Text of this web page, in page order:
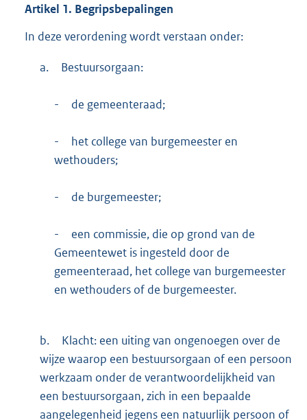
Artikel 1. Begripsbepalingen
In deze verordening wordt verstaan onder:
a. Bestuursorgaan:
- de gemeenteraad;
-
het college van burgemeester en
wethouders;
- de burgemeester;
-
een commissie, die op grond van de
Gemeentewet is ingesteld door de
gemeenteraad, het college van burgemeester
en wethouders of de burgemeester.
b.
Klacht: een uiting van ongenoegen over de
wijze waarop een bestuursorgaan of een persoon
werkzaam onder de verantwoordelijkheid van
een bestuursorgaan, zich in een bepaalde
aangelegenheid jegens een natuurlijk persoon of